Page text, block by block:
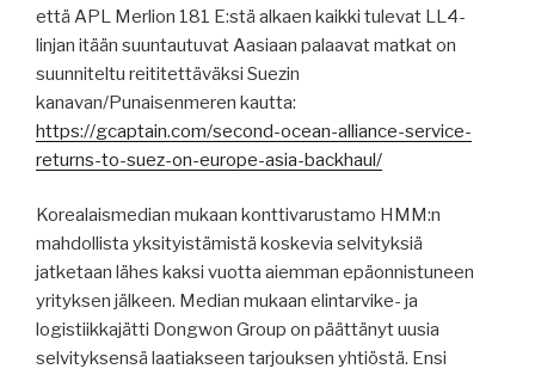
että APL Merlion 181 E:stä alkaen kaikki tulevat LL4-
linjan itään suuntautuvat Aasiaan palaavat matkat on
suunniteltu reititettäväksi Suezin
kanavan/Punaisenmeren kautta:
https://gcaptain.com/second-ocean-alliance-service-
returns-to-suez-on-europe-asia-backhaul/
Korealaismedian mukaan konttivarustamo HMM:n
mahdollista yksityistämistä koskevia selvityksiä
jatketaan lähes kaksi vuotta aiemman epäonnistuneen
yrityksen jälkeen. Median mukaan elintarvike- ja
logistiikkajätti Dongwon Group on päättänyt uusia
selvityksensä laatiakseen tarjouksen yhtiöstä. Ensi